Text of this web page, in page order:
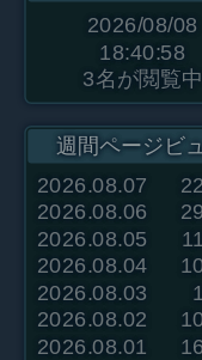
2026/08/08
18:40:58
3名が閲覧中
週間ページビ
2026.08.07
2026.08.06
2026.08.05
2026.08.04
2026.08.03
2026.08.02
2026.08.01